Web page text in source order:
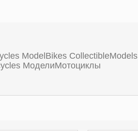
ModelBikes CollectibleModels
МоделиМотоциклы